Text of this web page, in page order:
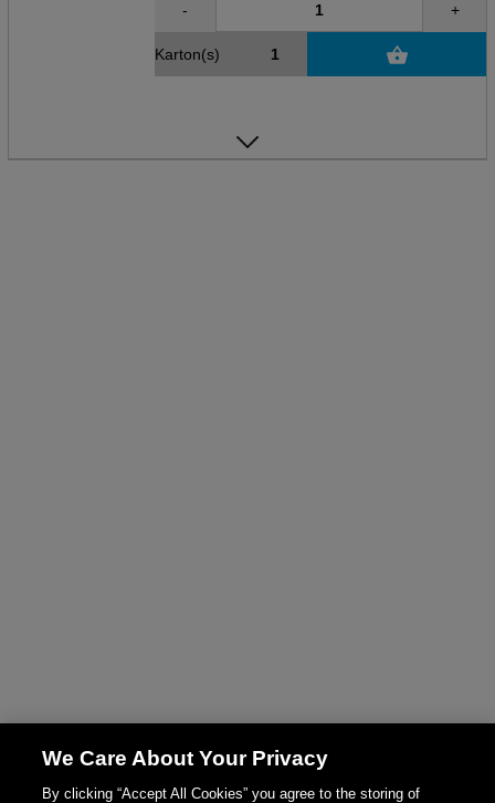
- +
Karton(s)
We Care About Your Privacy
By clicking “Accept All Cookies” you agree to the storing of